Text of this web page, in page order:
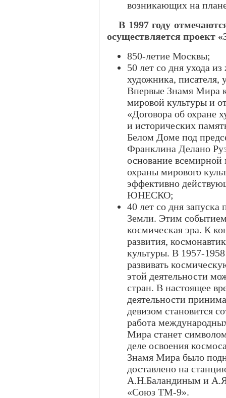
возникающих на
В 1997 году
осуществляется проект
850-летие Москвы;
50 лет со дня ухода
художника, писателя,
Впервые Знамя Мира
мировой культуры и
«Договора об охране
и исторических
Белом Доме под
Франклина Делано
основание
охраны мирового
эффективно
ЮНЕСКО;
40 лет со дня запуска
Земли. Этим событием
космическая эра. К
развития,
культуры. В 1957-
развивать
этой деятельности
стран. В настоящее
деятельности
девизом становится
работа
Мира станет
деле освоения
Знамя Мира было
доставлено на
А.Н.Баландиным и
«Союз ТМ-9».